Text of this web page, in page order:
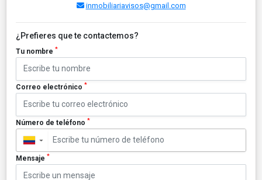
inmobiliariavisos@gmail.com
¿Prefieres que te contactemos?
Tu nombre *
Correo electrónico *
Número de teléfono *
▼
Mensaje *